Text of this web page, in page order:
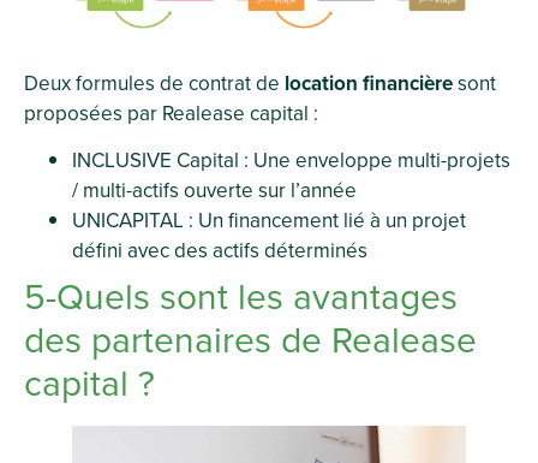
Deux formules de contrat de location financièresont
proposées par Realease capital :
INCLUSIVE Capital : Une enveloppe multi-projets
/ multi-actifs ouverte sur l’année
UNICAPITAL : Un financement lié à un projet
défini avec des actifs déterminés
5-Quels sont les avantages
des partenaires de Realease
capital ?